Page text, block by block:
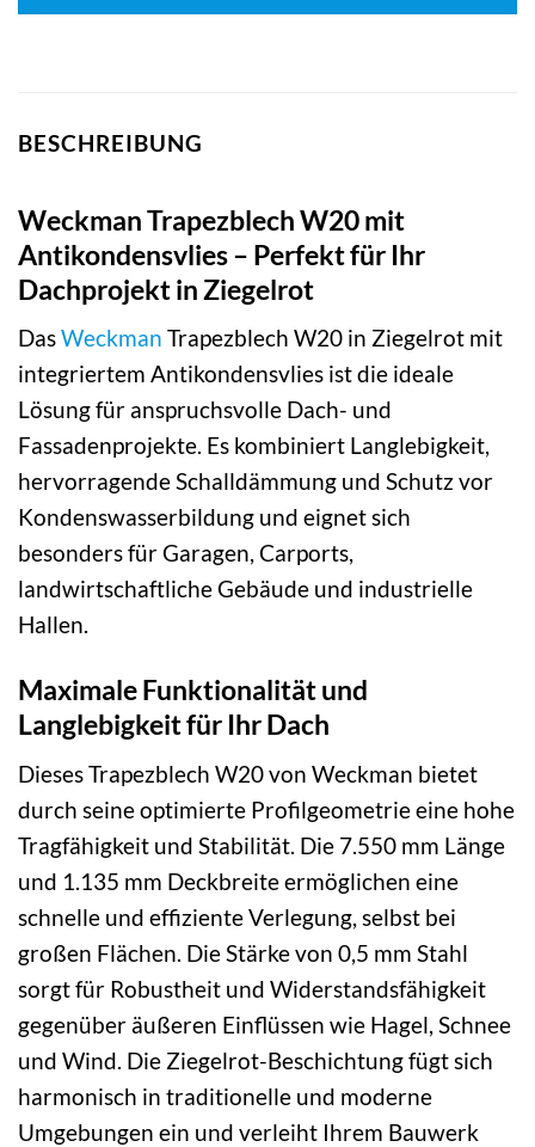
BESCHREIBUNG
Weckman Trapezblech W20 mit
Antikondensvlies – Perfekt für Ihr
Dachprojekt in Ziegelrot
DasWeckman Trapezblech W20 in Ziegelrot mit
integriertem Antikondensvlies ist die ideale
Lösung für anspruchsvolle Dach- und
Fassadenprojekte. Es kombiniert Langlebigkeit,
hervorragende Schalldämmung und Schutz vor
Kondenswasserbildung und eignet sich
besonders für Garagen, Carports,
landwirtschaftliche Gebäude und industrielle
Hallen.
Maximale Funktionalität und
Langlebigkeit für Ihr Dach
Dieses Trapezblech W20 von Weckman bietet
durch seine optimierte Profilgeometrie eine hohe
Tragfähigkeit und Stabilität. Die 7.550 mm Länge
und 1.135 mm Deckbreite ermöglichen eine
schnelle und effiziente Verlegung, selbst bei
großen Flächen. Die Stärke von 0,5 mm Stahl
sorgt für Robustheit und Widerstandsfähigkeit
gegenüber äußeren Einflüssen wie Hagel, Schnee
und Wind. Die Ziegelrot-Beschichtung fügt sich
harmonisch in traditionelle und moderne
Umgebungen ein und verleiht Ihrem Bauwerk